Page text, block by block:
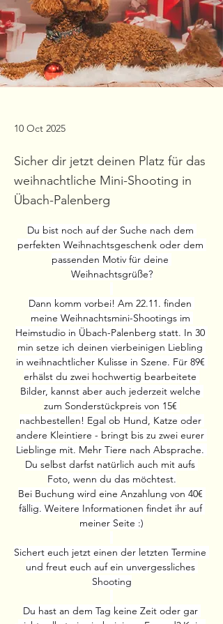
10 Oct 2025
Sicher dir jetzt deinen Platz für das
weihnachtliche Mini-Shooting in
Übach-Palenberg
Du bist noch auf der Suche nach dem
perfekten Weihnachtsgeschenk oder dem
passenden Motiv für deine
Weihnachtsgrüße?
Dann komm vorbei! Am 22.11. finden
meine Weihnachtsmini-Shootings im
Heimstudio in Übach-Palenberg statt. In 30
min setze ich deinen vierbeinigen Liebling
in weihnachtlicher Kulisse in Szene. Für 89€
erhälst du zwei hochwertig bearbeitete
Bilder, kannst aber auch jederzeit welche
zum Sonderstückpreis von 15€
nachbestellen! Egal ob Hund, Katze oder
andere Kleintiere - bringt bis zu zwei eurer
Lieblinge mit. Mehr Tiere nach Absprache.
Du selbst darfst natürlich auch mit aufs
Foto, wenn du das möchtest.
Bei Buchung wird eine Anzahlung von 40€
fällig. Weitere Informationen findet ihr auf
meiner Seite :)
Sichert euch jetzt einen der letzten Termine
und freut euch auf ein unvergessliches
Shooting
Du hast an dem Tag keine Zeit oder gar